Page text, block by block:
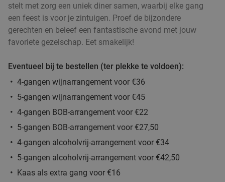
stelt met zorg een uniek diner samen, waarbij elke gang
een feest is voor je zintuigen. Proef de bijzondere
gerechten en beleef een fantastische avond met jouw
favoriete gezelschap. Eet smakelijk!
Eventueel bij te bestellen (ter plekke te voldoen):
4-gangen wijnarrangement voor €36
5-gangen wijnarrangement voor €45
4-gangen BOB-arrangement voor €22
5-gangen BOB-arrangement voor €27,50
4-gangen alcoholvrij-arrangement voor €34
5-gangen alcoholvrij-arrangement voor €42,50
Kaas als extra gang voor €16